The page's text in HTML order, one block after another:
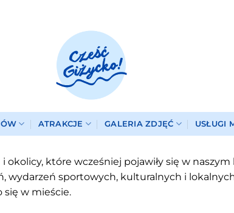
ATRAKCJE GALERIA ZDJĘĆ USŁUGI
które wcześniej pojawiły się w
sportowych, kulturalnych i
się w mieście.